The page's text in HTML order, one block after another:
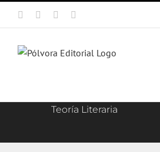
Facebook Instagram
Teoría Literaria